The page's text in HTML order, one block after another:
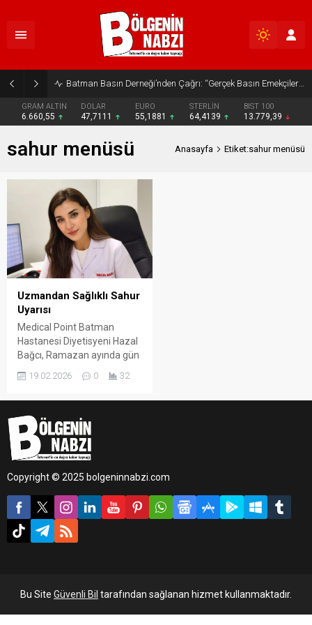
Batman Basın Derneği’nden Çağrı: “Gerçek Basın Emekçileri Desteklenmeli”
GRAM ALTIN
6.660,55
DOLAR
47,7111
EURO
55,1881
STERLİN
64,4139
BIST 100
13.779,39
sahur menüsü Anasayfa Etiket:sahur menüsü
Uzmandan Sağlıklı Sahur
Uyarısı
Medical Point Batman
Hastanesi Diyetisyeni Hazal
Bağcı, Ramazan ayında gün
yoğun açlık hissinin en
olduğunu söyledi.
19.02.2026 0 32
Copyright © 2025 bolgeninnabzi.com
Bu Site Güvenli Bil tarafından sağlanan hizmet kullanmaktadır.